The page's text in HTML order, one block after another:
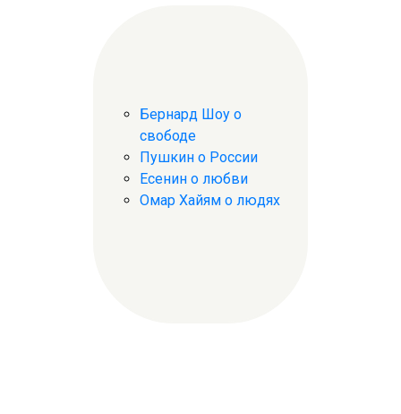
Бернард Шоу о
свободе
Пушкин о России
Есенин о любви
Омар Хайям о людях